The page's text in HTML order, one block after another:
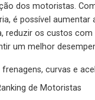
dos motoristas.
é possível aumentar
reduzir os custos
um melhor
curvas e
de Motoristas